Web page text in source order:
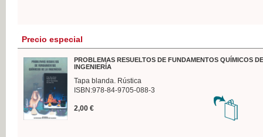
Precio especial
PROBLEMAS RESUELTOS DE FUNDAMENTOS QUÍMICOS
INGENIERÍA
Tapa blanda. Rústica
ISBN:978-84-9705-088-3
2,00 €